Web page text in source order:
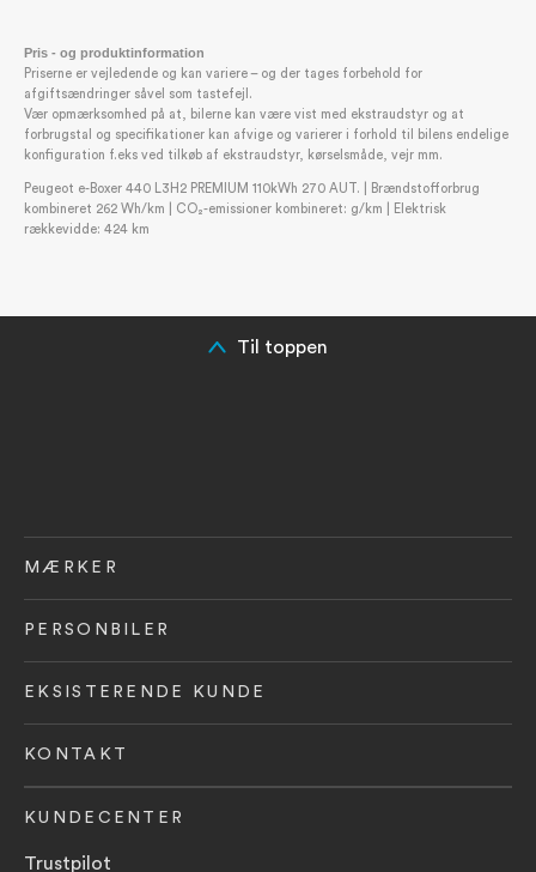
Pris - og produktinformation
Priserne er vejledende og kan variere – og der tages forbehold for
afgiftsændringer såvel som tastefejl.
Vær opmærksomhed på at, bilerne kan være vist med ekstraudstyr og at
forbrugstal og specifikationer kan afvige og varierer i forhold til bilens endelige
konfiguration f.eks ved tilkøb af ekstraudstyr, kørselsmåde, vejr mm.
Peugeot e-Boxer 440 L3H2 PREMIUM 110kWh 270 AUT. | Brændstofforbrug
kombineret 262 Wh/km | CO₂-emissioner kombineret: g/km | Elektrisk
rækkevidde: 424 km
MÆRKER
PERSONBILER
EKSISTERENDE KUNDE
KONTAKT
KUNDECENTER
Til toppen
Trustpilot